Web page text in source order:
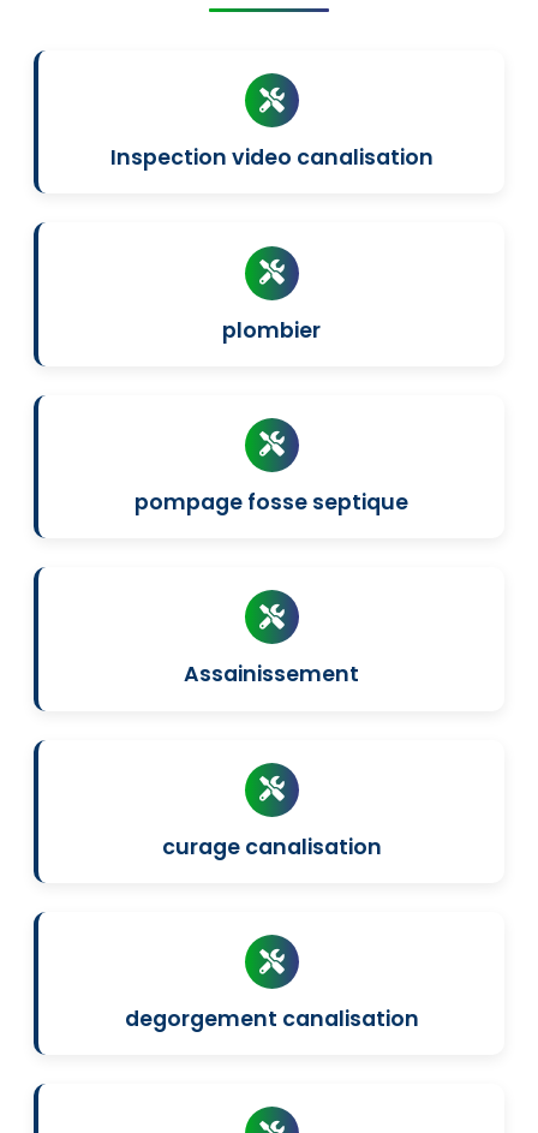
Inspection video canalisation
plombier
pompage fosse septique
Assainissement
curage canalisation
degorgement canalisation